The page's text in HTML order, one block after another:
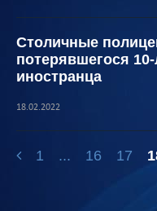
Столичные
потерявшегося
иностранца
18.02.2022
1 ... 16 17